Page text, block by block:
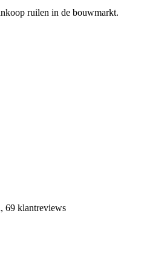
ruilen in de bouwmarkt.
69 klantreviews